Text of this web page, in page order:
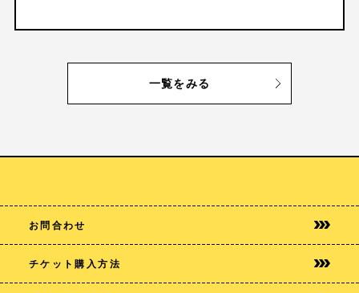
一覧をみる
お問合わせ
チケット購入方法